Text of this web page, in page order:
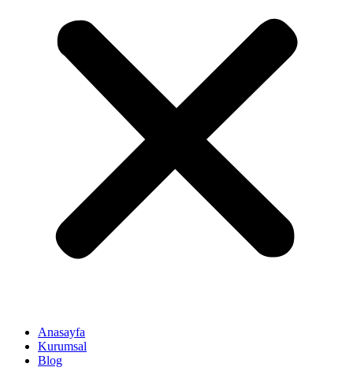
Anasayfa
Kurumsal
Blog